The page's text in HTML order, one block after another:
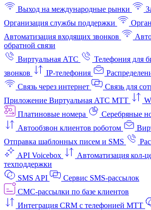
Выход на международные рынки
Организация службы поддержки
Автоматизация входящих звонков
обратной связи
Виртуальная АТС
Телефония для
звонков
IP-телефония
Связь через интернет
Связь для
Приложение Виртуальная АТС МТТ
Платиновые номера
Серебряные
Автообзвон клиентов роботом
Отправка шаблонных писем и SMS
API Voicebox
Автоматизация
техподдержки
SMS API
Сервис SMS-рассылок
СМС-рассылки по базе клиентов
Интеграция CRM с телефонией МТТ